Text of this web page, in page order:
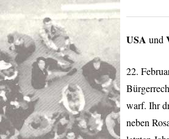
USA und
22.
warf. Ihr
neben